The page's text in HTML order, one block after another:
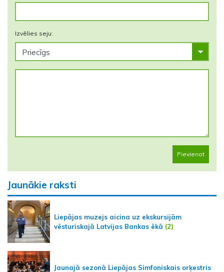
Izvēlies seju:
Pievienot
Jaunākie raksti
Liepājas muzejs aicina uz ekskursijām
vēsturiskajā Latvijas Bankas ēkā (2)
Jaunajā sezonā Liepājas Simfoniskais orķestris